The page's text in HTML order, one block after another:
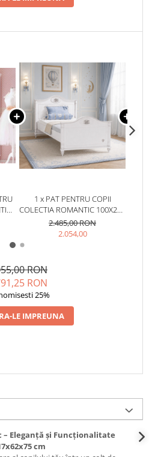
1 x PAT PENTRU COPII
COLECTIA ROMANTIC 100X200
CM
2.485,00 RON
2.054,00
RON
RON
25%
LE IMPREUNA
Eleganță și Funcționalitate
cm